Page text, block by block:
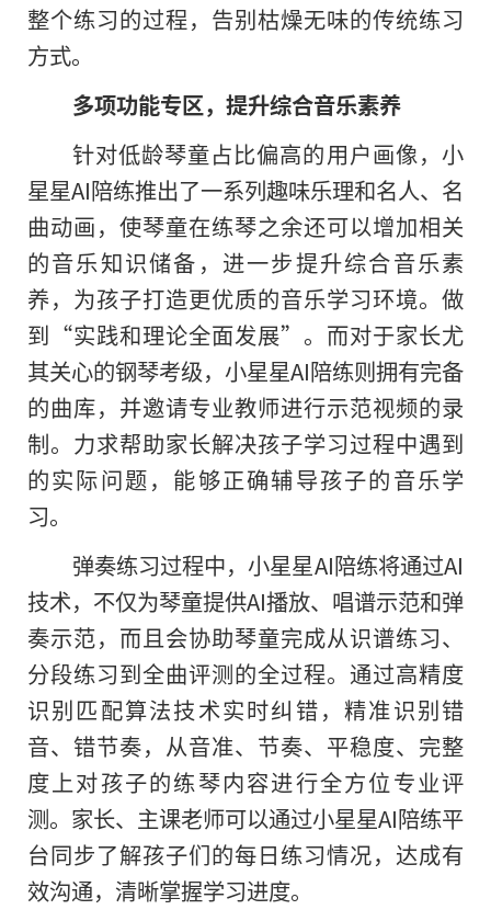
整个练习的过程，告别枯燥无味的传统练习
方式。
多项功能专区，提升综合音乐素养
针对低龄琴童占比偏高的用户画像，小
星星AI陪练推出了一系列趣味乐理和名人、名
曲动画，使琴童在练琴之余还可以增加相关
的音乐知识储备，进一步提升综合音乐素
养，为孩子打造更优质的音乐学习环境。做
到“实践和理论全面发展”。而对于家长尤
其关心的钢琴考级，小星星AI陪练则拥有完备
的曲库，并邀请专业教师进行示范视频的录
制。力求帮助家长解决孩子学习过程中遇到
的实际问题，能够正确辅导孩子的音乐学
习。
弹奏练习过程中， 小星星AI陪练将通过AI
技术，不仅为琴童提供AI播放、唱谱示范和弹
奏示范，而且会协助琴童完成从识谱练习、
分段练习到全曲评测的全过程。通过高精度
识别匹配算法技术实时纠错，精准识别错
音、错节奏，从音准、节奏、平稳度、完整
度上对孩子的练琴内容进行全方位专业评
测。家长、主课老师可以通过小星星AI陪练平
台同步了解孩子们的每日练习情况，达成有
效沟通，清晰掌握学习进度。